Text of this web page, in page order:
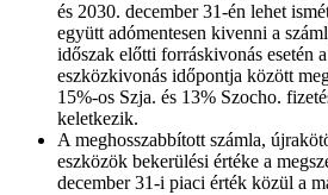
és 2030. december 31-én lehet
együtt adómentesen kivenni a
időszak előtti forráskivonás esetén
eszközkivonás időpontja között
15%-os Szja. és 13% Szocho.
keletkezik.
A meghosszabbított számla,
eszközök bekerülési értéke a
december 31-i piaci érték közül a